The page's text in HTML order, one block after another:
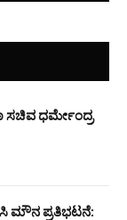
ಸಚಿವ ಧರ್ಮೇಂದ್ರ
ಮೌನ ಪ್ರತಿಭಟನೆ: